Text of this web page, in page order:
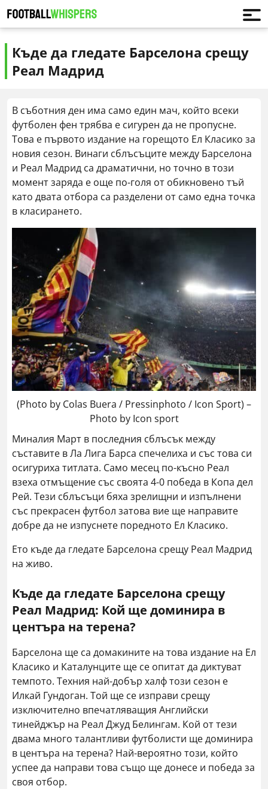
Къде да гледате Барселона срещу
Реал Мадрид
В съботния ден има само един мач, който всеки
футболен фен трябва е сигурен да не пропусне.
Това е първото издание на горещото Ел Класико за
новия сезон. Винаги сблъсъците между Барселона
и Реал Мадрид са драматични, но точно в този
момент заряда е още по-голя от обикновено тъй
като двата отбора са разделени от само една точка
в класирането.
(Photo by Colas Buera / Pressinphoto / Icon Sport) –
Photo by Icon sport
Миналия Март в последния сблъсък между
съставите в Ла Лига Барса спечелиха и със това си
осигуриха титлата. Само месец по-късно Реал
взеха отмъщение със своята 4-0 победа в Копа дел
Рей. Тези сблъсъци бяха зрелищни и изпълнени
със прекрасен футбол затова вие ще направите
добре да не изпуснете поредното Ел Класико.
Ето къде да гледате Барселона срещу Реал Мадрид
на живо.
Къде да гледате Барселона срещу
Реал Мадрид: Кой ще доминира в
центъра на терена?
Барселона ще са домакините на това издание на Ел
Класико и Каталунците ще се опитат да диктуват
темпото. Техния най-добър халф този сезон е
Илкай Гундоган. Той ще се изправи срещу
изключително впечатляващия Английски
тинейджър на Реал Джуд Белингам. Кой от тези
двама много талантливи футболисти ще доминира
в центъра на терена? Най-вероятно този, който
успее да направи това също ще донесе и победа за
своя отбор.